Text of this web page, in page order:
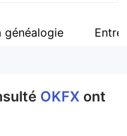
généalogie
OKFX ont